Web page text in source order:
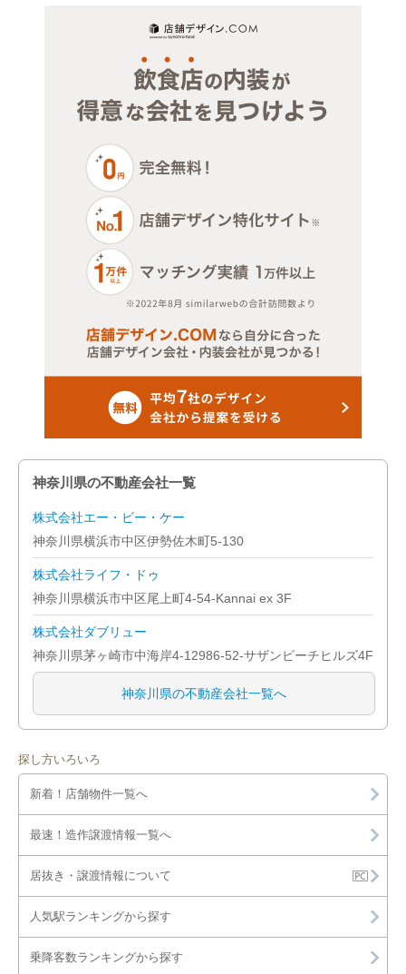
横浜市港北区
横浜市神奈川区
横浜市瀬谷区
横浜市西区
横浜市青葉区
横浜市泉区
横浜市鶴見区
横浜市南区
横浜市保土ケ谷区
横浜市緑区
川崎市宮前区
川崎市幸区
川崎市高津区
川崎市川崎区
川崎市多摩区
川崎市中原区
川崎市麻生区
横須賀市
神奈川県の不動産会社一覧
株式会社エー・ビー・ケー
神奈川県横浜市中区伊勢佐木町5-130
株式会社ライフ・ドゥ
神奈川県横浜市中区尾上町4-54-Kannai ex 3F
株式会社ダブリュー
神奈川県茅ヶ崎市中海岸4-12986-52-サザンビーチヒルズ4F
神奈川県の不動産会社一覧へ
探し方いろいろ
新着！店舗物件一覧へ
最速！造作譲渡情報一覧へ
居抜き・譲渡情報について
人気駅ランキングから探す
乗降客数ランキングから探す